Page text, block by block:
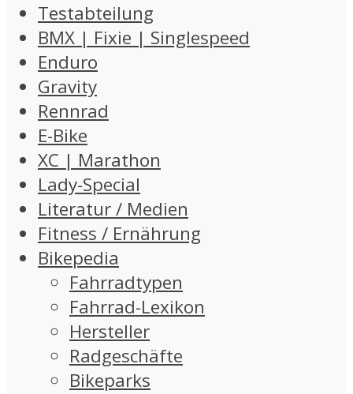
Testabteilung
BMX | Fixie | Singlespeed
Enduro
Gravity
Rennrad
E-Bike
XC | Marathon
Lady-Special
Literatur / Medien
Fitness / Ernährung
Bikepedia
Fahrradtypen
Fahrrad-Lexikon
Hersteller
Radgeschäfte
Bikeparks